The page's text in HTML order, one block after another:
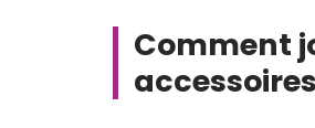
Comment